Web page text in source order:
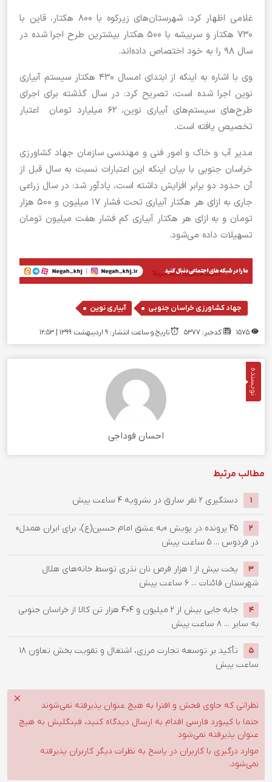
غلامی اظهار کرد: شهرستان‌های زیرکوه با 800 هکتار، قاین با
730 هکتار و سربیشه با 500 هکتار بیشترین طرح اجرا شده در
سال 98 را به خود اختصاص داده‌اند.
وی با اشاره به اینکه از ابتدای امسال 430 هکتار سیستم آبیاری
نوین اجرا شده است، تصریح کرد: در سال گذشته برای اجرای
طرح‌های سیستم‌های آبیاری نوین، 62 میلیارد تومان اعتبار
تخصیص یافته است.
مدیر آب و خاک و امور فنی و مهندسی سازمان جهاد کشاورزی
خراسان جنوبی با بیان اینکه این اعتبارات نسبت به سال قبل از
آن حدود دو برابر افزایش داشته است، یادآور شد: در سال زراعی
جاری به ازای هر هکتار آبیاری تحت فشار ۱۷ میلیون و ۵۰۰ هزار
تومان و به ازای هر هکتار آبیاری کم فشار هفت میلیون تومان
تسهیلات داده می‌شود.
جهاد کشاورزی خراسان جنوبی , آبیاری نوین
کدخبر: 5377 تاریخ و ساعت انتشار: ۹ اردیبهشت ۱۳۹۹ | 12:53
نویسنده
احسان فوداجی
مطالب مرتبط
1 دستگيري 2 نفر سارق در بشرويه 4 ساعت پیش
2
۴۵ پرونده در پویش «به عشق امام حسین(ع)، برای ایران همدل»
در فردوس ... 5 ساعت پیش
3
پخت بیش از 1 هزار قرص نان نذری توسط خانه‌های هلال
شهرستان قائنات ... 6 ساعت پیش
4
جابه جایی بیش از 2 میلیون و 404 هزار تن کالا از خراسان جنوبی
به سایر ... 8 ساعت پیش
5 تأکید بر توسعه تجارت مرزی، اشتغال و تقویت بخش تعاون 18
ساعت پیش
نظراتی که حاوی فحش و افترا به هیچ عنوان پذیرفته نمی‌شوند
حتما با کیبورد فارسی اقدام به ارسال دیدگاه کنید، فینگلیش به هیچ
عنوان پذیرفته نمی‌شود
موارد درگیری با کاربران در پاسخ به نظرات دیگر کاربران پذیرفته
نمی‌شود.